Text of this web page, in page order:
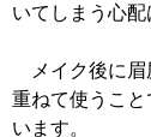
いてしまう心配
メイク後に眉
重ねて使うこ
います。